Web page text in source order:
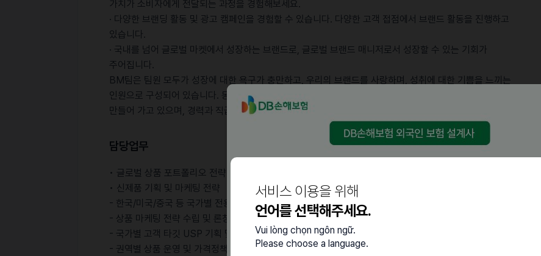
서비스 이용을 위해
언어를 선택해주세요.
Vui lòng chọn ngôn ngữ.
Please choose a language.
가치가 소비자에게 전달되는 과정을 경험해보세요.
· 다양한 브랜딩 활동 및 광고 캠페인을 경험할 수 있습니다. 다양한 고객 접점에서 브랜드 활동을 진행하고
있습니다.
· 국내를 넘어 글로벌 마켓에서 성장하는 브랜드로, 글로벌 브랜드 매니저로서 성장할 수 있는 기회가
주어집니다.
BM팀은 팀원 모두가 성장에 대한 욕구가 충만하고, 우리의 브랜드를 사랑하며, 성취에 대한 기쁨을 느끼는
인원으로 구성되어 있습니다. 동료는 경쟁 상대가 아닌 서로의 발전을 위한 협력자로 여길 수 있는 조직을
만들어 가고 있으며, 경력과 직급에 관계 없이 능력에 따라 자유롭게 업무에 참여할 기회가 제공됩니다.
담당업무
• 글로벌 상품 포트폴리오 전략 수립
• 신제품 기획 및 마케팅 전략
- 한국/미국/중국 등 국가별 전용 상품 기획
- 상품 마케팅 전략 수립 및 론칭 프로젝트 관리
- 국가별 고객 타깃 USP 기획 및 제품별 핵심 메시지 도출
- 권역별 상품 운영 및 가격정책 수립